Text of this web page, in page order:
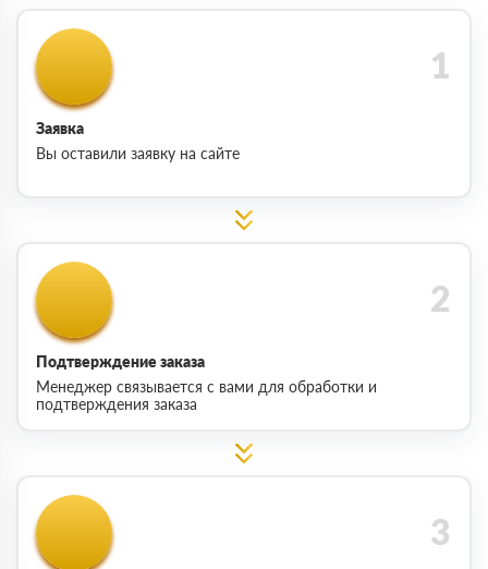
Заявка
Вы оставили заявку на сайте
Подтверждение заказа
Менеджер связывается с вами для обработки и
подтверждения заказа